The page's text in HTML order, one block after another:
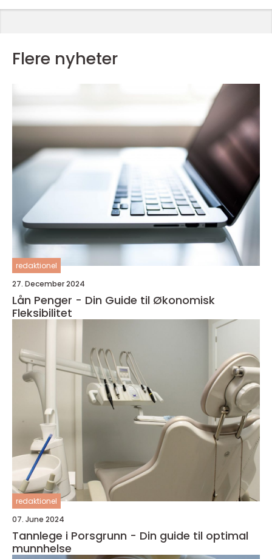
Flere nyheter
redaktionel
27. December 2024
Lån Penger - Din Guide til Økonomisk
Fleksibilitet
redaktionel
07. June 2024
Tannlege i Porsgrunn - Din guide til optimal
munnhelse